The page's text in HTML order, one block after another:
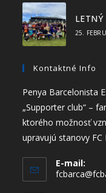
25.
Kontaktné Info
Penya Barcelonista
„Supporter club“ –
ktorého možnosť
upravujú stanovy FC
E-mail: